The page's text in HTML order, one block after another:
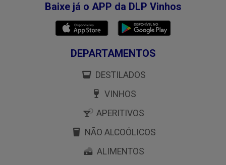
Baixe já o APP da DLP Vinhos
DEPARTAMENTOS
DESTILADOS
VINHOS
APERITIVOS
NÃO ALCOÓLICOS
ALIMENTOS